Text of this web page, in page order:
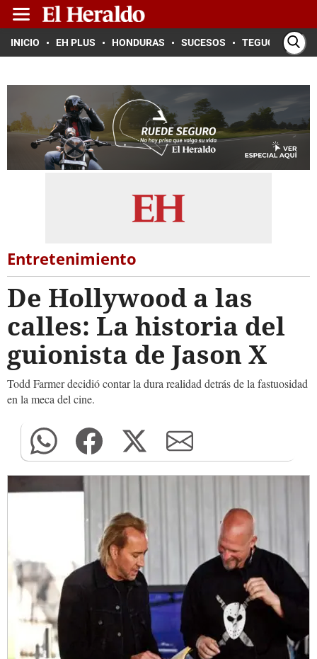
INICIO EH PLUS HONDURAS SUCESOS TEGUCIGALPA
Entretenimiento
De Hollywood a las
calles: La historia del
guionista de Jason X
Todd Farmer decidió contar la dura realidad detrás de la fastuosidad
en la meca del cine.